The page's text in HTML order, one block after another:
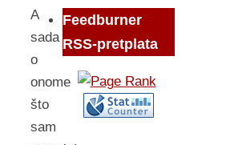
A
sada
o
onome
što
sam
Feedburner
RSS-pretplata